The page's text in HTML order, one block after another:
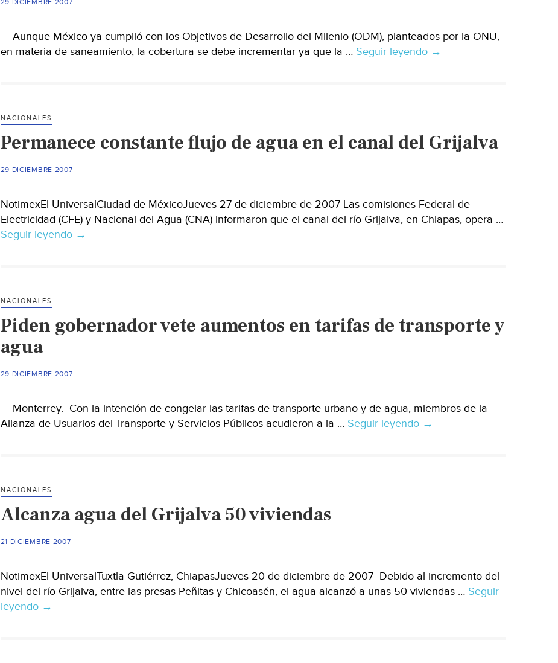
29 DICIEMBRE 2007
Aunque México ya cumplió con los Objetivos de Desarrollo del Milenio (ODM), planteados por la ONU,
en materia de saneamiento, la cobertura se debe incrementar ya que la … Seguir leyendo México:
sin
→
NACIONALES
Permanece constante flujo de agua en el canal del Grijalva
29 DICIEMBRE 2007
NotimexEl UniversalCiudad de MéxicoJueves 27 de diciembre de 2007 Las comisiones Federal de
Electricidad (CFE) y Nacional del Agua (CNA) informaron que el canal del río Grijalva, en Chiapas, opera …
Seguir leyendo Permanece
el
→
NACIONALES
Piden gobernador vete aumentos en tarifas de transporte y
agua
29 DICIEMBRE 2007
Monterrey.- Con la intención de congelar las tarifas de transporte urbano y de agua, miembros de la
Alianza de Usuarios del Transporte y Servicios Públicos acudieron a la … Seguir leyendo Piden
→
NACIONALES
Alcanza agua del Grijalva 50 viviendas
21 DICIEMBRE 2007
NotimexEl UniversalTuxtla Gutiérrez, ChiapasJueves 20 de diciembre de 2007 Debido al incremento del
nivel del río Grijalva, entre las presas Peñitas y Chicoasén, el agua alcanzó a unas 50 viviendas … Seguir
leyendo Alcanza
→